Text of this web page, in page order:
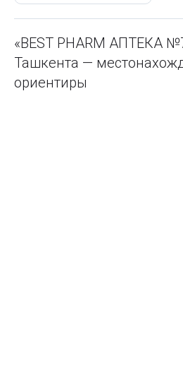
«BEST PHARM АПТЕКА
Ташкента —
ориентиры